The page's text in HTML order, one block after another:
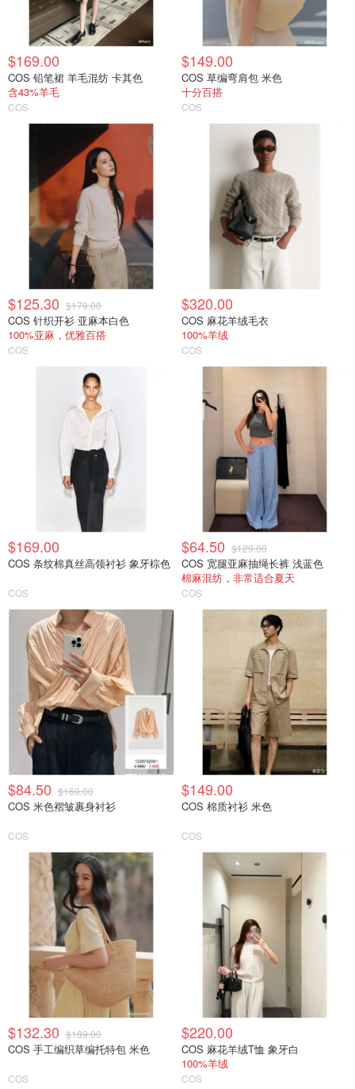
$169.00
COS 铅笔裙 羊毛混纺 卡其色
含43%羊毛
COS
$149.00
COS 草编弯肩包 米色
十分百搭
COS
$125.30 $179.00
COS 针织开衫 亚麻本白色
100%亚麻，优雅百搭
COS
$320.00
COS 麻花羊绒毛衣
100%羊绒
COS
$169.00
COS 条纹棉真丝高领衬衫 象牙棕色
COS
$64.50 $129.00
COS 宽腿亚麻抽绳长裤 浅蓝色
棉麻混纺，非常适合夏天
COS
$84.50 $169.00
COS 米色褶皱裹身衬衫
COS
$149.00
COS 棉质衬衫 米色
COS
$132.30 $189.00
COS 手工编织草编托特包 米色
COS
$220.00
COS 麻花羊绒T恤 象牙白
100%羊绒
COS